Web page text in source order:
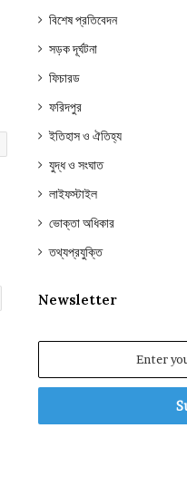
বিশেষ প্রতিবেদন
সড়ক দূর্ঘটনা
ফিচারড
ফরিদপুর
ইতিহাস ও ঐতিহ্য
যুদ্ধ ও সংঘাত
লাইফস্টাইল
ভোক্তা অধিকার
তথ্যপ্রযুক্তি
Newsletter
Email